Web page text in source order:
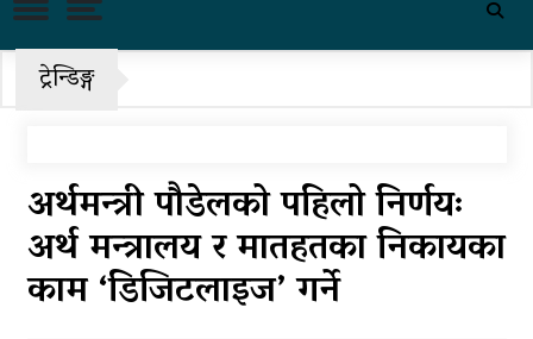
काँग्रेस केन्द्रीय समितिको बैठक साउन
२४ गते बस्ने
चीनको दबाबपछि तिब्बत सम्मेलनमा
दलाई लामाका प्रतिनिधि नआउने
पहिरो र बाढीका कारण देशका विभिन्न
राजमार्ग अवरुद्ध
ट्रेन्डिङ्ग
अर्थमन्त्री पौडेलको पहिलो निर्णयः
अर्थ मन्त्रालय र मातहतका निकायका
काम ‘डिजिटलाइज’ गर्ने